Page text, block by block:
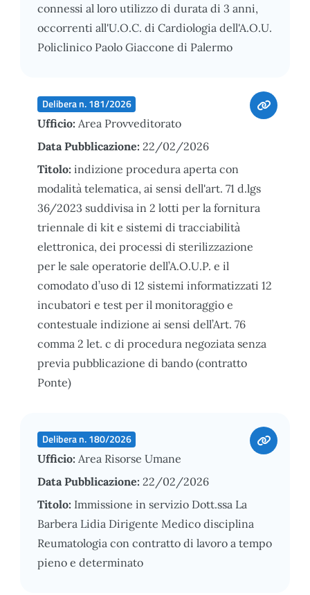
connessi al loro utilizzo di durata di 3 anni,
occorrenti all'U.O.C. di Cardiologia dell'A.O.U.
Policlinico Paolo Giaccone di Palermo
Delibera n. 181/2026
Ufficio: Area Provveditorato
Data Pubblicazione: 22/02/2026
Titolo: indizione procedura aperta con
modalità telematica, ai sensi dell'art. 71 d.lgs
36/2023 suddivisa in 2 lotti per la fornitura
triennale di kit e sistemi di tracciabilità
elettronica, dei processi di sterilizzazione
per le sale operatorie dell’A.O.U.P. e il
comodato d’uso di 12 sistemi informatizzati 12
incubatori e test per il monitoraggio e
contestuale indizione ai sensi dell’Art. 76
comma 2 let. c di procedura negoziata senza
previa pubblicazione di bando (contratto
Ponte)
Delibera n. 180/2026
Ufficio: Area Risorse Umane
Data Pubblicazione: 22/02/2026
Titolo: Immissione in servizio Dott.ssa La
Barbera Lidia Dirigente Medico disciplina
Reumatologia con contratto di lavoro a tempo
pieno e determinato